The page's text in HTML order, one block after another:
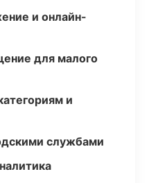
и онлайн-
для малого
и
службами